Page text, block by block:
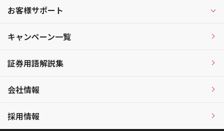
お客様サポート
キャンペーン一覧
証券用語解説集
会社情報
採用情報